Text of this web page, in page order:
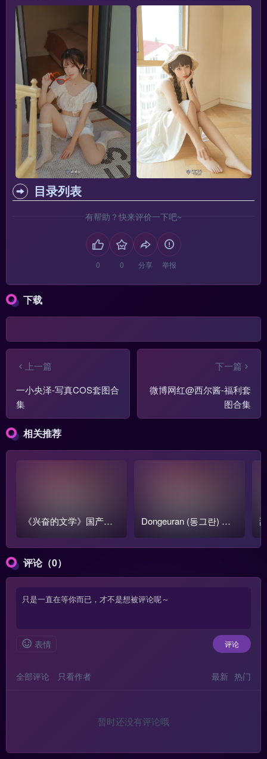
目录列表
有帮助？快来评价一下吧~
分享 举报
下载
上一篇
一小央泽-写真COS套图合
集
下一篇
微博网红@西尔酱-福利套
图合集
相关推荐
《兴奋的文学》国产跳
蛋阅读1-3季全集【含番
外篇】
Dongeuran (동그란) 写
真COS作品原图合集
评论（0）
表情 评论
全部评论 只看作者 最新 热门
暂时还没有评论哦